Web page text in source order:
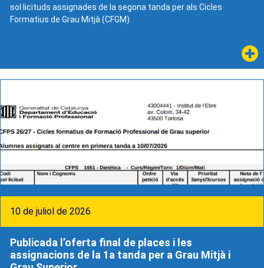
sol·licituds assignades de la segona tanda per als Cicles
Formatius de Grau Mitjà (CFGM)
Publicada l’oferta final de places i les
assignacions de la 1a tanda per a Grau Mitjà i
10 de juliol de 2026